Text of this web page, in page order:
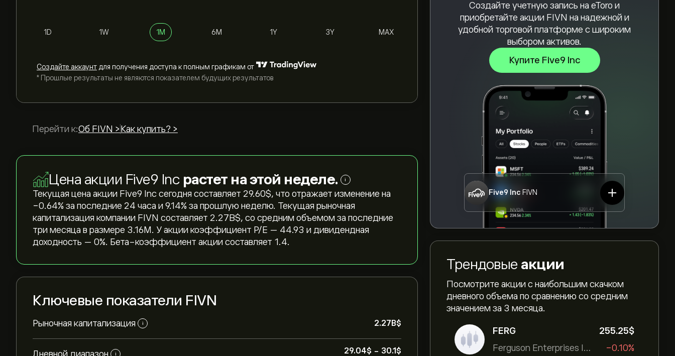
Создайте учетную запись на eToro и
приобретайте акции FIVN на надежной и
удобной торговой платформе с широким
выбором активов.
Купите Five9 Inc
Five9 Inc FIVN
Трендовые акции
Посмотрите акции с наибольшим скачком
дневного объема по сравнению со средним
значением за 3 месяца.
FERG
Ferguson Enterprises Inc
255.25‎$‎
-0.10%
1D 1W 1M 6M 1Y 3Y MAX
Cоздайте аккаунт для получения доступа к полным графикам от
* Прошлые результаты не являются показателем будущих результатов
Перейти к:Об FIVN > Как купить? >
Цена акции Five9 Inc растет на этой неделе. i
Текущая цена акции Five9 Inc сегодня составляет 29.60‎$‎, что отражает изменение на
‎-0.64‎% за последние 24 часа и ‎9.14‎% за прошлую неделю. Текущая рыночная
капитализация компании FIVN составляет 2.27B‎$‎, со средним объемом за последние
три месяца в размере 3.16M. У акции коэффициент P/E — 44.93 и дивидендная
доходность — 0%. Бета-коэффициент акции составляет 1.4.
Ключевые показатели FIVN
Рыночная капитализация i 2.27B‎$‎
Дневной диапазон i 29.04‎$‎ - 30.1‎$‎